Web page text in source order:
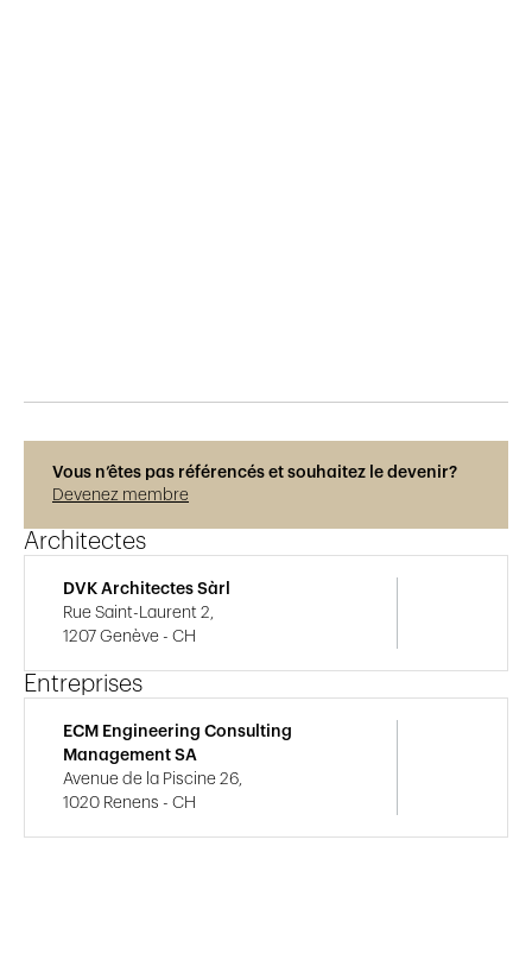
Vous n’êtes pas référencés et souhaitez le devenir?
Devenez membre
Architectes
DVK Architectes Sàrl
Rue Saint-Laurent 2,
1207 Genève - CH
Entreprises
ECM Engineering Consulting
Management SA
Avenue de la Piscine 26,
1020 Renens - CH